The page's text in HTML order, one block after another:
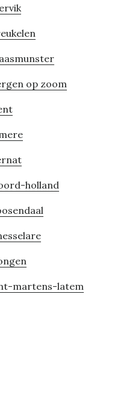
op zoom
holland
martens-latem